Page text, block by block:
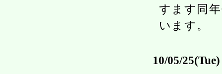
すます同
います。
10/05/25(Tue)